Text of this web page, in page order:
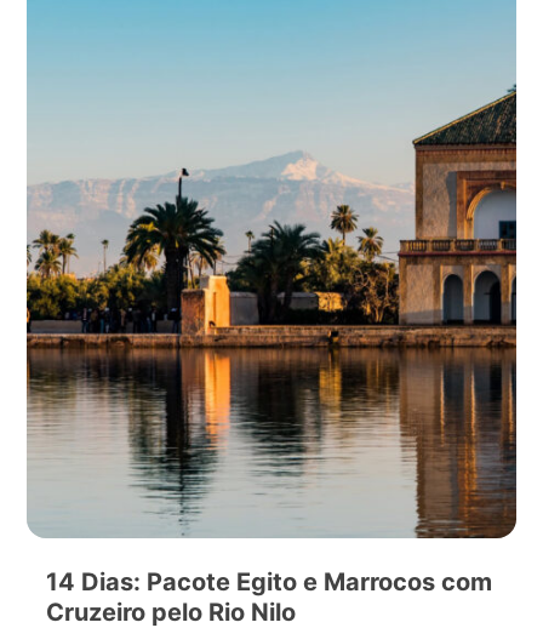
14 Dias: Pacote Egito e Marrocos com
Cruzeiro pelo Rio Nilo